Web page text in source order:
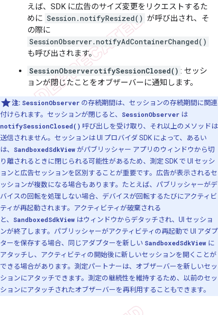
えば、SDK に広告のサイズ変更をリクエストするた
めに Session.notifyResized() が呼び出され、そ
の際に
SessionObserver.notifyAdContainerChanged()
も呼び出されます。
SessionObserverotifySessionClosed() : セッシ
ョンが閉じたことをオブザーバーに通知します。
注: SessionObserver の存続期間は、セッションの存続期間に関連
付けられます。セッションが閉じると、 SessionObserver は
notifySessionClosed() 呼び出しを受け取り、それ以上のメソッドは
送信されません。セッションは UI プロバイダ SDK によって、あるい
は、 SandboxedSdkViewがパブリッシャー アプリのウィンドウから切
り離されるときに閉じられる可能性があるため、測定 SDK で UI セッシ
ョンと広告セッションを区別することが重要です。広告が表示されるセ
ッションが複数になる場合もあります。たとえば、パブリッシャーがデ
バイスの回転を処理しない場合、デバイスが回転するたびにアクティビ
ティが再起動されます。アクティビティが破棄される
と、 SandboxedSdkView はウィンドウからデタッチされ、UI セッショ
ンが終了します。パブリッシャーがアクティビティの再起動で UI アダプ
ターを保存する場合、同じアダプターを新しい SandboxedSdkView に
アタッチし、アクティビティの開始後に新しいセッションを開くことが
できる場合があります。測定パートナーは、オブザーバーを新しいセッ
ションにアタッチできます。測定の継続性を維持するため、以前のセッ
ションにアタッチされたオブザーバーを再利用することもできます。